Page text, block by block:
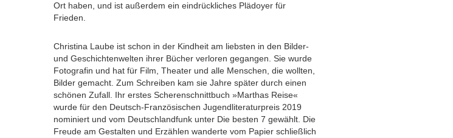
Ort haben, und ist außerdem ein eindrückliches Plädoyer für
Frieden.
Christina Laube ist schon in der Kindheit am liebsten in den Bilder-
und Geschichtenwelten ihrer Bücher verloren gegangen. Sie wurde
Fotografin und hat für Film, Theater und alle Menschen, die wollten,
Bilder gemacht. Zum Schreiben kam sie Jahre später durch einen
schönen Zufall. Ihr erstes Scherenschnittbuch »Marthas Reise«
wurde für den Deutsch-Französischen Jugendliteraturpreis 2019
nominiert und vom Deutschlandfunk unter Die besten 7 gewählt. Die
Freude am Gestalten und Erzählen wanderte vom Papier schließlich